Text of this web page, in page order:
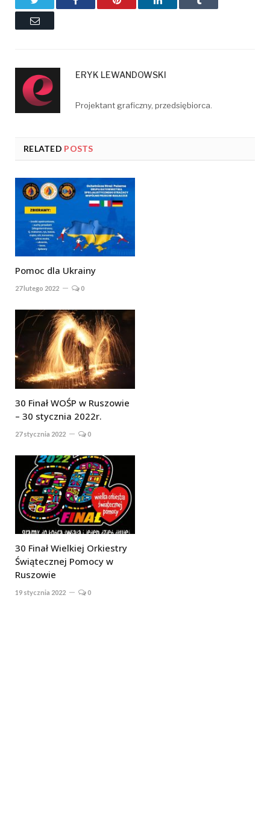
Email
ERYK LEWANDOWSKI
Projektant graficzny, przedsiębiorca.
RELATED POSTS
Pomoc dla Ukrainy
27 lutego 2022 0
30 Finał WOŚP w Ruszowie
– 30 stycznia 2022r.
27 stycznia 2022 0
30 Finał Wielkiej Orkiestry
Świątecznej Pomocy w
Ruszowie
19 stycznia 2022 0